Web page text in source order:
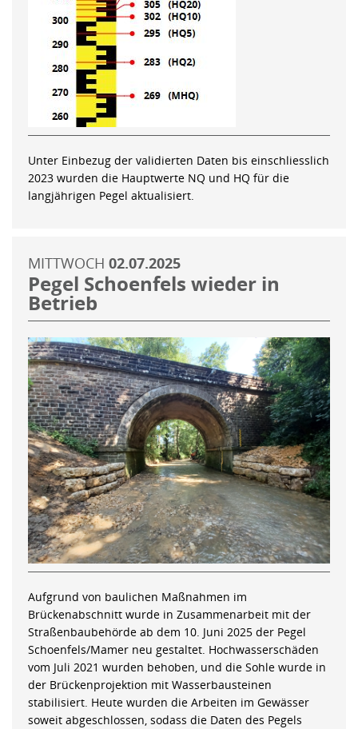
Unter Einbezug der validierten Daten bis einschliesslich
2023 wurden die Hauptwerte NQ und HQ für die
langjährigen Pegel aktualisiert.
MITTWOCH 02.07.2025
Pegel Schoenfels wieder in
Betrieb
Aufgrund von baulichen Maßnahmen im
Brückenabschnitt wurde in Zusammenarbeit mit der
Straßenbaubehörde ab dem 10. Juni 2025 der Pegel
Schoenfels/Mamer neu gestaltet. Hochwasserschäden
vom Juli 2021 wurden behoben, und die Sohle wurde in
der Brückenprojektion mit Wasserbausteinen
stabilisiert. Heute wurden die Arbeiten im Gewässer
soweit abgeschlossen, sodass die Daten des Pegels